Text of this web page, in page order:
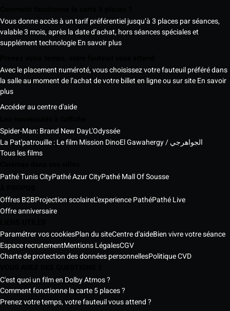
Vous donne accès à un tarif préférentiel jusqu’à 3 places par séances,
valable 3 mois, après la date d’achat, hors séances spéciales et
supplément technologieEn savoir plus
Avec le placement numéroté, vous choisissez votre fauteuil préféré dans
la salle au moment de l’achat de votre billet en ligne ou sur siteEn savoir
plus
Accéder au centre d'aide
Spider-Man: Brand New DayL'Odyssée
La Pat'patrouille : Le film Mission Dino
El Gawahergy / الجواهرجي
Tous les films
Pathé Tunis CityPathé Azur CityPathé Mall Of Sousse
Offres B2BProjection scolaireL'experience PathéPathé Live
Offre anniversaire
Paramétrer vos cookiesPlan du siteCentre d'aideBien vivre votre séance
Espace recrutementMentions LégalesCGV
Charte de protection des données personnellesPolitique CVD
C'est quoi un film en Dolby Atmos ?
Comment fonctionne la carte 5 places ?
Prenez votre temps, votre fauteuil vous attend ?